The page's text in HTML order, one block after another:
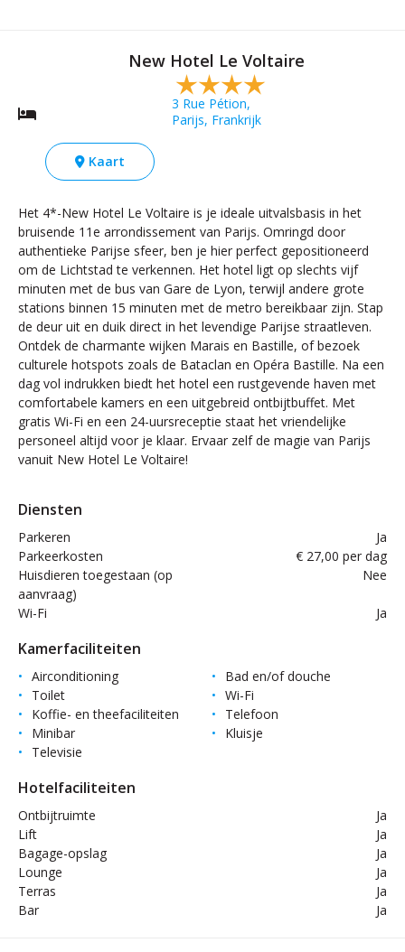
New Hotel Le Voltaire
3 Rue Pétion,
Parijs, Frankrijk
Kaart
Het 4*-New Hotel Le Voltaire is je ideale uitvalsbasis in het
bruisende 11e arrondissement van Parijs. Omringd door
authentieke Parijse sfeer, ben je hier perfect gepositioneerd
om de Lichtstad te verkennen. Het hotel ligt op slechts vijf
minuten met de bus van Gare de Lyon, terwijl andere grote
stations binnen 15 minuten met de metro bereikbaar zijn. Stap
de deur uit en duik direct in het levendige Parijse straatleven.
Ontdek de charmante wijken Marais en Bastille, of bezoek
culturele hotspots zoals de Bataclan en Opéra Bastille. Na een
dag vol indrukken biedt het hotel een rustgevende haven met
comfortabele kamers en een uitgebreid ontbijtbuffet. Met
gratis Wi-Fi en een 24-uursreceptie staat het vriendelijke
personeel altijd voor je klaar. Ervaar zelf de magie van Parijs
vanuit New Hotel Le Voltaire!
Diensten
Parkeren
Ja
Parkeerkosten
€ 27,00 per dag
Huisdieren toegestaan (op
aanvraag)
Nee
Wi-Fi Ja
Kamerfaciliteiten
Airconditioning
Bad en/of douche
Toilet
Wi-Fi
Koffie- en theefaciliteiten
Telefoon
Minibar
Kluisje
Televisie
Hotelfaciliteiten
Ontbijtruimte
Ja
Lift
Ja
Bagage-opslag
Ja
Lounge
Ja
Terras
Ja
Bar
Ja